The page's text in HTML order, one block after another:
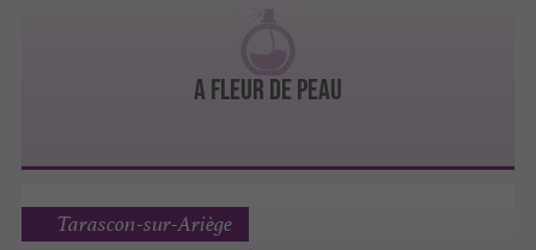
A FLEUR DE PEAU
Tarascon-sur-Ariège